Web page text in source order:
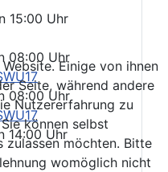
15:00 Uhr
08:00 Uhr
08:00 Uhr
14:00 Uhr
Einige von ihnen
Seite, während andere
Nutzererfahrung zu
können selbst
zulassen möchten. Bitte
womöglich nicht